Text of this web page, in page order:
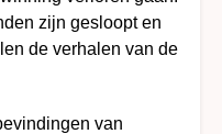
zijn gesloopt en
de verhalen van de
van